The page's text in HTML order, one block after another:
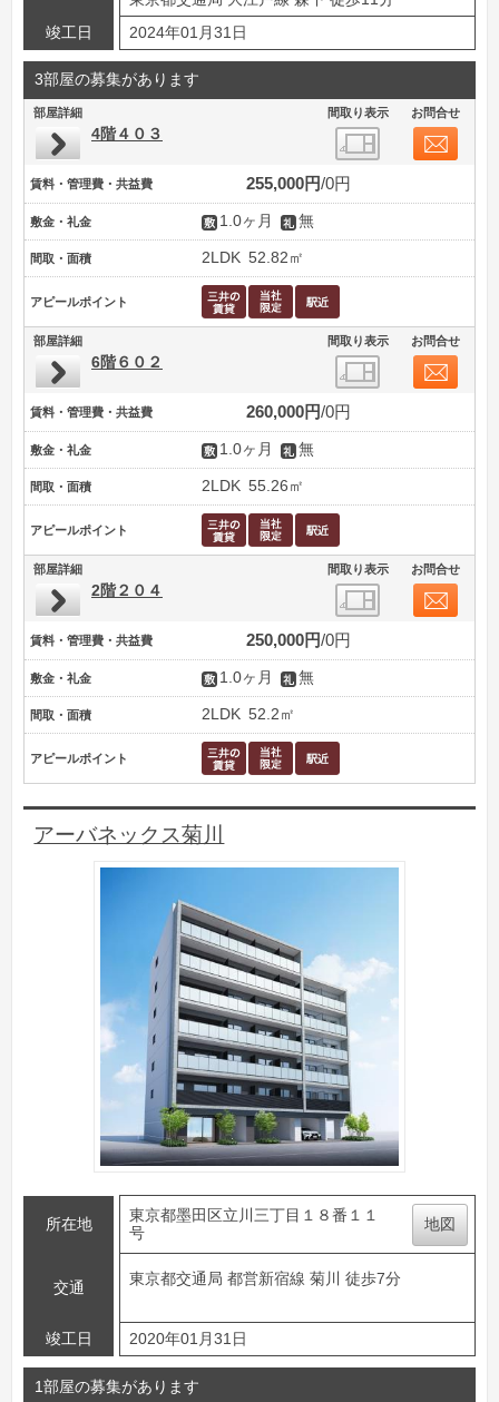
竣工日
2024年01月31日
3部屋の募集があります
部屋詳細 間取り表示 お問合せ
4階４０３
賃料・管理費・共益費 255,000円 0円
敷金・礼金 1.0ヶ月 無
間取・面積 2LDK 52.82㎡
アピールポイント
部屋詳細 間取り表示 お問合せ
6階６０２
賃料・管理費・共益費 260,000円 0円
敷金・礼金 1.0ヶ月 無
間取・面積 2LDK 55.26㎡
アピールポイント
部屋詳細 間取り表示 お問合せ
2階２０４
賃料・管理費・共益費 250,000円 0円
敷金・礼金 1.0ヶ月 無
間取・面積 2LDK 52.2㎡
アピールポイント
アーバネックス菊川
所在地
東京都墨田区立川三丁目１８番１１
号
地図
交通
東京都交通局 都営新宿線 菊川 徒歩7分
竣工日 2020年01月31日
1部屋の募集があります